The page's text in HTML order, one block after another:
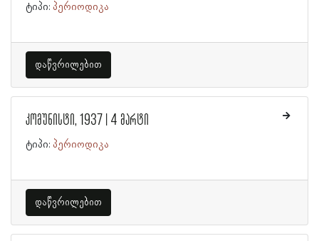
ტიპი: პერიოდიკა
დაწვრილებით
კომუნისტი, 1937 | 4 მარტი
ტიპი: პერიოდიკა
დაწვრილებით